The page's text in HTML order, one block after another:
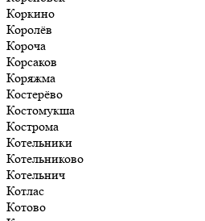
Коркино
Королёв
Короча
Корсаков
Коряжма
Костерёво
Костомукша
Кострома
Котельники
Котельниково
Котельнич
Котлас
Котово